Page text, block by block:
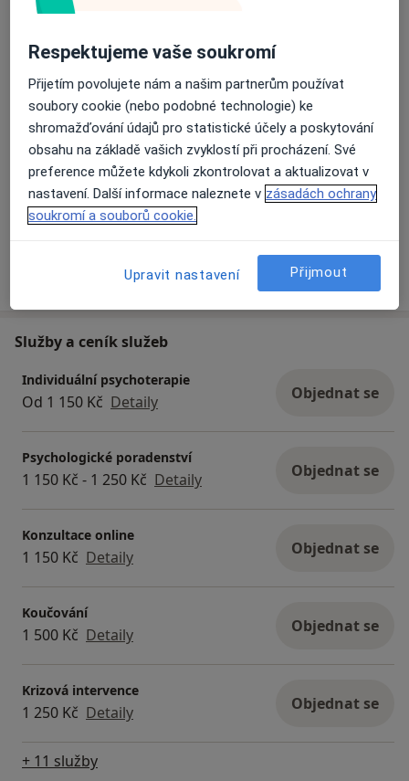
Deprese
Emoční poruchy
+10a11y_sr_more_diseases
Pacienti, které ošetřuji
Dospělí (Pouze na některých adresách)
Děti (Pouze na některých adresách)
Typ návštěv
OsobněZobrazit adresy (2)
Víceo zkušenostech
Služby a ceník služeb
Individuální psychoterapie
Od 1 150 Kč Detaily Objednat se
Psychologické poradenství
1 150 Kč - 1 250 Kč Detaily Objednat se
Konzultace online
1 150 Kč Detaily Objednat se
Koučování
1 500 Kč Detaily Objednat se
Krizová intervence
1 250 Kč Detaily Objednat se
+ 11 služby
Respektujeme vaše soukromí
Přijetím povolujete nám a našim partnerům používat
soubory cookie (nebo podobné technologie) ke
shromažďování údajů pro statistické účely a poskytování
obsahu na základě vašich zvyklostí při procházení. Své
preference můžete kdykoli zkontrolovat a aktualizovat v
nastavení. Další informace naleznete v zásadách ochrany
soukromí a souborů cookie.
Upravit nastavení Přijmout